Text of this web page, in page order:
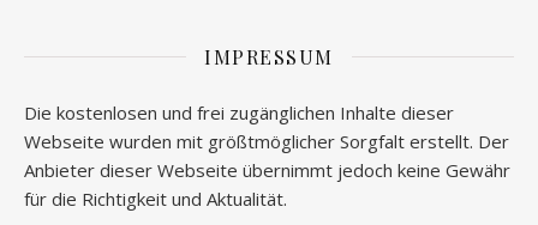
IMPRESSUM
Die kostenlosen und frei zugänglichen Inhalte dieser
Webseite wurden mit größtmöglicher Sorgfalt erstellt. Der
Anbieter dieser Webseite übernimmt jedoch keine Gewähr
für die Richtigkeit und Aktualität.